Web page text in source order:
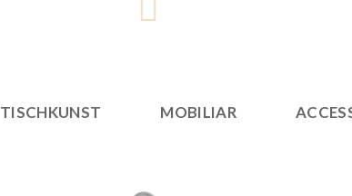
TISCHKUNST MOBILIAR